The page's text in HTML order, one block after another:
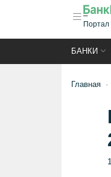
Портал
БАНКИ
Главная